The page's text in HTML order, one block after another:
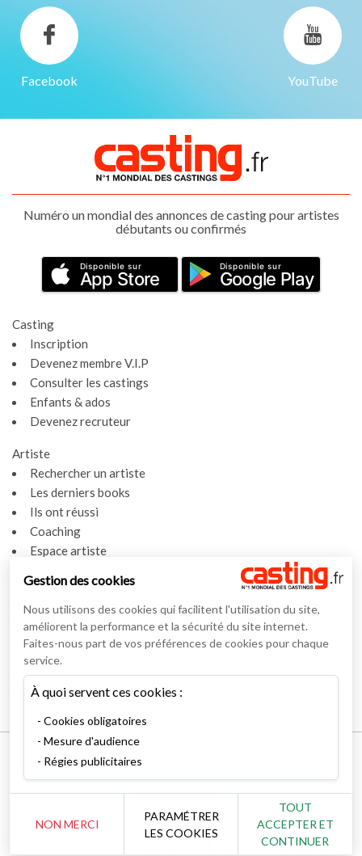
Facebook YouTube
Numéro un mondial des annonces de casting pour artistes
débutants ou confirmés
Disponible sur
App Store
Disponible sur
Google Play
Casting
Inscription
Devenez membre V.I.P
Consulter les castings
Enfants & ados
Devenez recruteur
Artiste
Rechercher un artiste
Les derniers books
Ils ont réussi
Coaching
Espace artiste
Actualités
Actualités
Vidéos
Interviews
Nos interviews
Lexique
Conditions générales
Nous contacter
Gestion des cookies
Gestion des cookies
Nous utilisons des cookies qui facilitent l'utilisation du site,
améliorent la performance et la sécurité du site internet.
Faites-nous part de vos préférences de cookies pour chaque
service.
À quoi servent ces cookies :
Cookies obligatoires
Mesure d'audience
Régies publicitaires
NON MERCI
PARAMÉTRER
LES COOKIES
TOUT
ACCEPTER ET
CONTINUER